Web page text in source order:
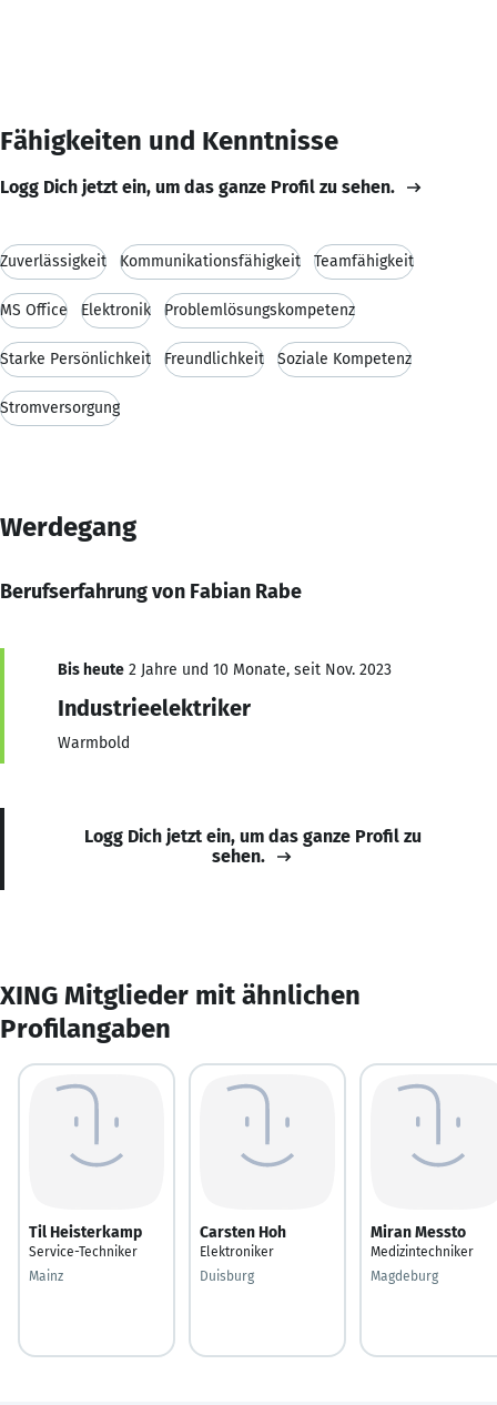
Fähigkeiten und Kenntnisse
Logg Dich jetzt ein, um das ganze Profil zu sehen.
Zuverlässigkeit Kommunikationsfähigkeit Teamfähigkeit
MS Office Elektronik Problemlösungskompetenz
Starke Persönlichkeit Freundlichkeit Soziale Kompetenz
Stromversorgung
Werdegang
Berufserfahrung von Fabian Rabe
Bis heute 2 Jahre und 10 Monate, seit Nov. 2023
Industrieelektriker
Warmbold
Logg Dich jetzt ein, um das ganze Profil zu
sehen.
XING Mitglieder mit ähnlichen
Profilangaben
Til Heisterkamp
Service-Techniker
Mainz
Carsten Hoh
Elektroniker
Duisburg
Miran Messto
Medizintechniker
Magdeburg